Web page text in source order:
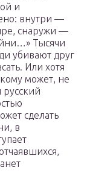
и
внутри —
снаружи —
Тысячи
убивают друг
Или хотя
может, не
сделать
в